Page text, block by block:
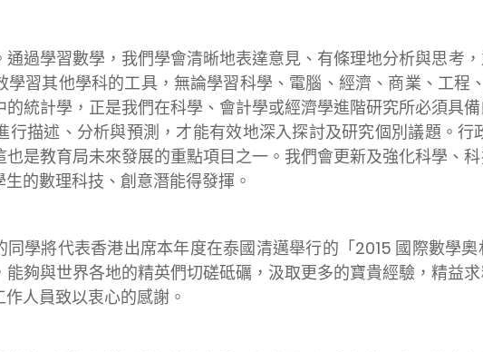
學習數學，我們學會清晰地表達意見、有條理地分析與思考
習其他學科的工具，無論學習科學、電腦、經濟、商業、工程
統計學，正是我們在科學、會計學或經濟學進階研究所必須具
行描述、分析與預測，才能有效地深入探討及研究個別議題。
是教育局未來發展的重點項目之一。我們會更新及強化科學、
的數理科技、創意潛能得發揮。
將代表香港出席本年度在泰國清邁舉行的「2015 國際數學
夠與世界各地的精英們切磋砥礪，汲取更多的寶貴經驗，精益
人員致以衷心的感謝。